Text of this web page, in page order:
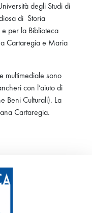
degli Studi di
di Storia
per la Biblioteca
Cartaregia e Maria
multimediale sono
con l’aiuto di
Beni Culturali). La
Cartaregia.